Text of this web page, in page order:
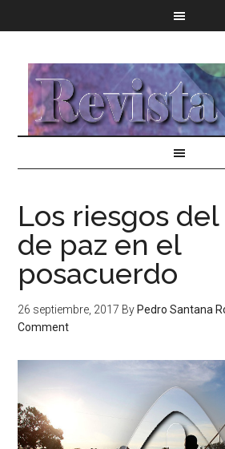
Los riesgos
de paz en el
posacuerdo
26 septiembre, 2017 By Pedro Santana
Comment